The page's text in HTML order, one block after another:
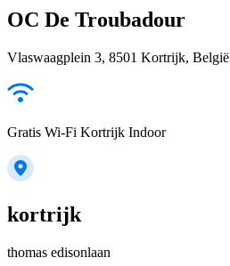
OC De Troubadour
Vlaswaagplein 3, 8501 Kortrijk, België
Gratis Wi-Fi Kortrijk Indoor
kortrijk
thomas edisonlaan